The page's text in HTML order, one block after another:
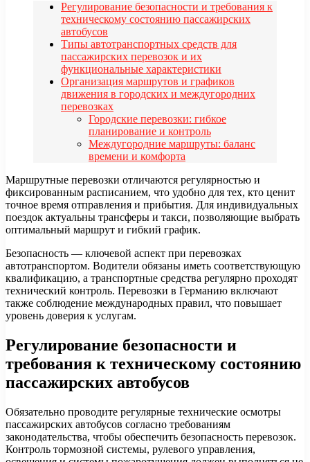
Регулирование безопасности и требования к
техническому состоянию пассажирских
автобусов
Типы автотранспортных средств для
пассажирских перевозок и их
функциональные характеристики
Организация маршрутов и графиков
движения в городских и междугородних
перевозках
Городские перевозки: гибкое
планирование и контроль
Междугородние маршруты: баланс
времени и комфорта
Маршрутные перевозки отличаются регулярностью и
фиксированным расписанием, что удобно для тех, кто ценит
точное время отправления и прибытия. Для индивидуальных
поездок актуальны трансферы и такси, позволяющие выбрать
оптимальный маршрут и гибкий график.
Безопасность — ключевой аспект при перевозках
автотранспортом. Водители обязаны иметь соответствующую
квалификацию, а транспортные средства регулярно проходят
технический контроль. Перевозки в Германию включают
также соблюдение международных правил, что повышает
уровень доверия к услугам.
Регулирование безопасности и
требования к техническому состоянию
пассажирских автобусов
Обязательно проводите регулярные технические осмотры
пассажирских автобусов согласно требованиям
законодательства, чтобы обеспечить безопасность перевозок.
Контроль тормозной системы, рулевого управления,